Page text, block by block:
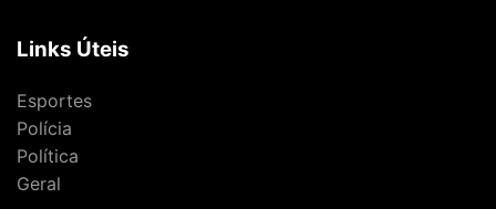
Links Úteis
Esportes
Polícia
Política
Geral